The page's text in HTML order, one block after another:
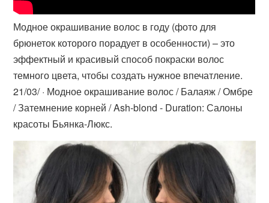
Модное окрашивание волос в году (фото для
брюнеток которого порадует в особенности) – это
эффектный и красивый способ покраски волос
темного цвета, чтобы создать нужное впечатление.
21/03/ · Модное окрашивание волос / Балаяж / Омбре
/ Затемнение корней / Ash-blond - Duration: Салоны
красоты Бьянка-Люкс.